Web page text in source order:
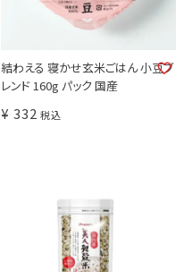
結わえる 寝かせ玄米ごはん 小豆ブ
レンド 160g パック 国産
¥ 332 税込